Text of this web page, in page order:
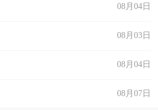
08月04日
08月03日
08月04日
08月07日